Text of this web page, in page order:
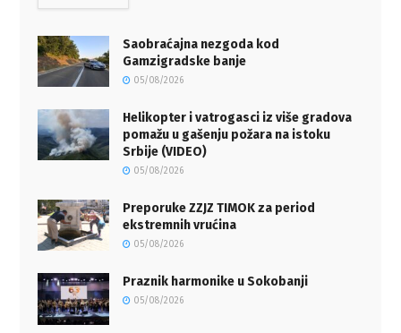
Saobraćajna nezgoda kod
Gamzigradske banje
05/08/2026
Helikopter i vatrogasci iz više gradova
pomažu u gašenju požara na istoku
Srbije (VIDEO)
05/08/2026
Preporuke ZZJZ TIMOK za period
ekstremnih vrućina
05/08/2026
Praznik harmonike u Sokobanji
05/08/2026